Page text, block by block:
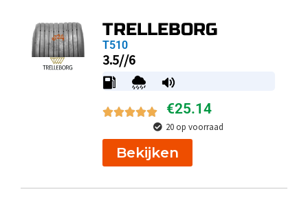
TRELLEBORG
T510
3.5//6
€25.14
20 op voorraad
Bekijken